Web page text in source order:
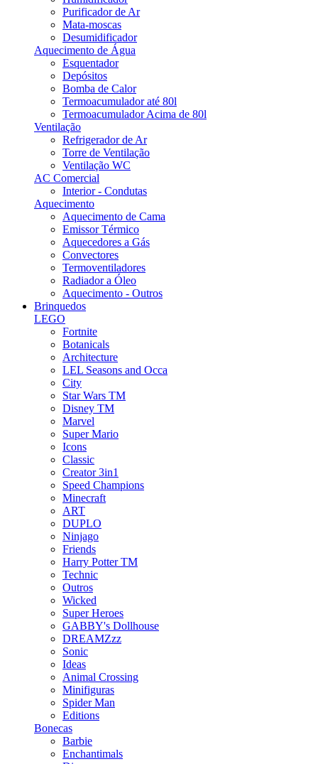
Purificador de Ar
Mata-moscas
Desumidificador
Aquecimento de Água
Esquentador
Depósitos
Bomba de Calor
Termoacumulador até 80l
Termoacumulador Acima de 80l
Ventilação
Refrigerador de Ar
Torre de Ventilação
Ventilação WC
AC Comercial
Interior - Condutas
Aquecimento
Aquecimento de Cama
Emissor Térmico
Aquecedores a Gás
Convectores
Termoventiladores
Radiador a Óleo
Aquecimento - Outros
Brinquedos
LEGO
Fortnite
Botanicals
Architecture
LEL Seasons and Occa
City
Star Wars TM
Disney TM
Marvel
Super Mario
Icons
Classic
Creator 3in1
Speed Champions
Minecraft
ART
DUPLO
Ninjago
Friends
Harry Potter TM
Technic
Outros
Wicked
Super Heroes
GABBY's Dollhouse
DREAMZzz
Sonic
Ideas
Animal Crossing
Minifiguras
Spider Man
Editions
Bonecas
Barbie
Enchantimals